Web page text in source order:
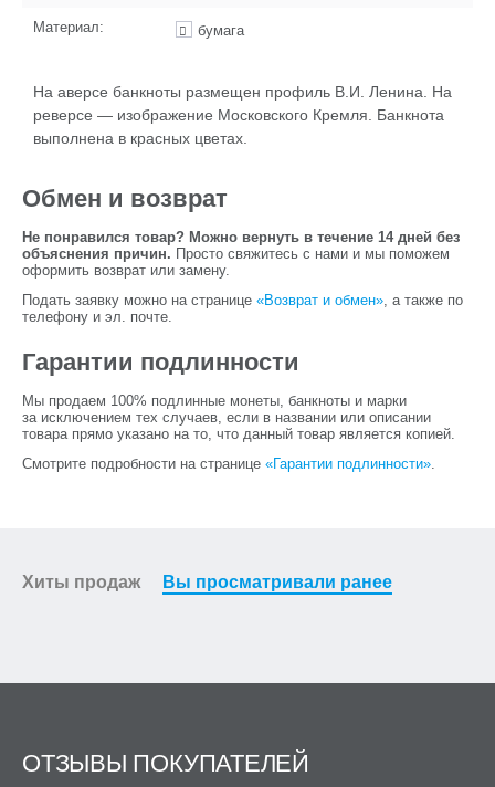
Материал: бумага
На аверсе банкноты размещен профиль В.И. Ленина. На
реверсе — изображение Московского Кремля. Банкнота
выполнена в красных цветах.
Обмен и возврат
Не понравился товар? Можно вернуть в течение 14 дней без
объяснения причин. Просто свяжитесь с нами и мы поможем
оформить возврат или замену.
Подать заявку можно на странице «Возврат и обмен», а также по
телефону и эл. почте.
Гарантии подлинности
Мы продаем 100% подлинные монеты, банкноты и марки
за исключением тех случаев, если в названии или описании
товара прямо указано на то, что данный товар является копией.
Смотрите подробности на странице «Гарантии подлинности».
Хиты продаж Вы просматривали ранее
ОТЗЫВЫ ПОКУПАТЕЛЕЙ